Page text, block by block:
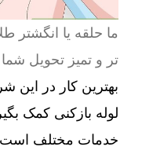
ما حلقه یا انگشتر
تر و تمیز تحویل
بهترین کار در این
لوله بازکنی کمک
خدمات مختلف